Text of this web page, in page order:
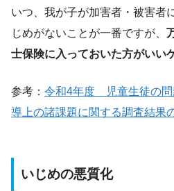
いつ、我が子が加害者・被害者
じめがないことが一番ですが、
士保険に入っておいた方がいい
参考： 令和4年度 児童生徒の問
導上の諸課題に関する調査結果
いじめの悪質化